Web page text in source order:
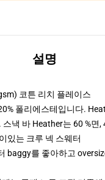
설명
코튼 리치 플레이스
폴리에스테입니다.
낵 바 Heather는 60 %면,
있는 크루 넥 스웨터
baggy를 좋아하고